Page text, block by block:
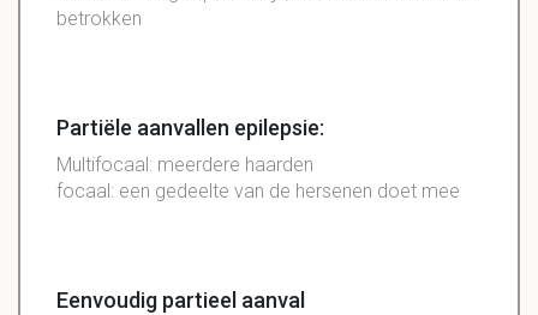
betrokken
Partiële aanvallen epilepsie:
Multifocaal: meerdere haarden
focaal: een gedeelte van de hersenen doet mee
Eenvoudig partieel aanval